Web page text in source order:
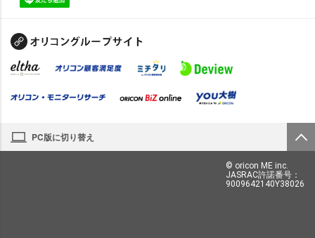
PC版に切り替え
© oricon ME inc.
JASRAC許諾番号：
9009642140Y38026